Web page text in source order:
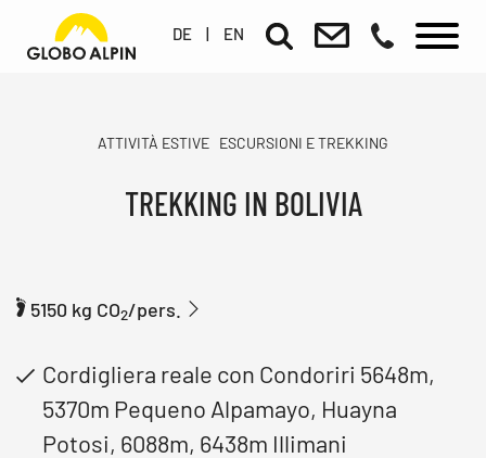
DE | EN
ATTIVITÀ ESTIVE ESCURSIONI E TREKKING
TREKKING IN BOLIVIA
5150 kg CO2/pers.
Cordigliera reale con Condoriri 5648m,
5370m Pequeno Alpamayo, Huayna
Potosi, 6088m, 6438m Illimani